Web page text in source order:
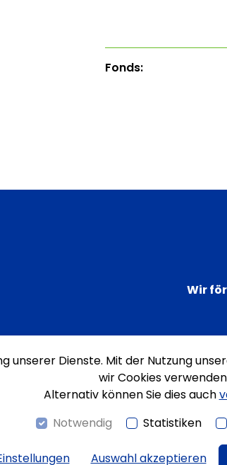
Fonds:
Wir
Impressum
unserer Dienste. Mit der Nutzung
wir Cookies
Alternativ können Sie dies auch
Notwendig
Statistiken
Auswahl akzeptieren